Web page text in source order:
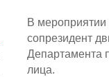
В
сопрезидент
Департамента
лица.